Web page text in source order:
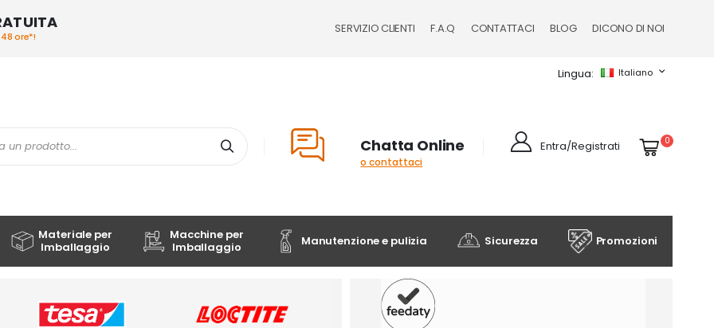
ore*!
SERVIZIO CLIENTI F.A.Q CONTATTACI BLOG DICONO DI NOI
LinguaItaliano
Chatta Online
o contattaci
Entra/Registrati Cart
0elementi
Materiale per
Imballaggio
Macchine per
Imballaggio
Manutenzione e pulizia Sicurezza Promozioni